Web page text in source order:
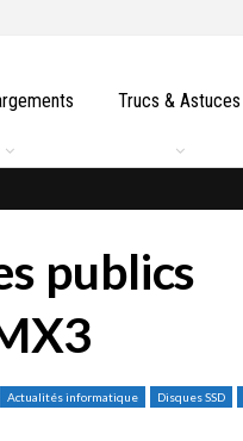
Trucs & Astuces
publics
Actualités informatique Disques SSD